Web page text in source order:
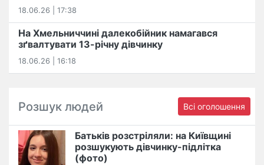
18.06.26 | 17:38
На Хмельниччині далекобійник намагався
зґвалтувати 13-річну дівчинку
18.06.26 | 16:18
Розшук людей Всі оголошення
Батьків розстріляли: на Київщині
розшукують дівчинку-підлітка
(фото)